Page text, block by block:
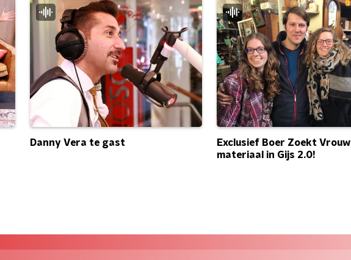
Danny Vera te gast
Exclusief Boer Zoekt Vrouw
materiaal in Gijs 2.0!